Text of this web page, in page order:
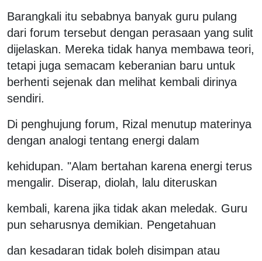
Barangkali itu sebabnya banyak guru pulang
dari forum tersebut dengan perasaan yang sulit
dijelaskan. Mereka tidak hanya membawa teori,
tetapi juga semacam keberanian baru untuk
berhenti sejenak dan melihat kembali dirinya
sendiri.
Di penghujung forum, Rizal menutup materinya
dengan analogi tentang energi dalam
kehidupan. "Alam bertahan karena energi terus
mengalir. Diserap, diolah, lalu diteruskan
kembali, karena jika tidak akan meledak. Guru
pun seharusnya demikian. Pengetahuan
dan kesadaran tidak boleh disimpan atau